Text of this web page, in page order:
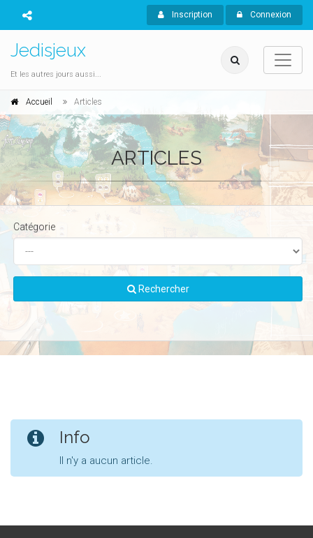
Inscription Connexion
Jedisjeux
Et les autres jours aussi...
Accueil Articles
ARTICLES
Catégorie
Rechercher
Info
Il n'y a aucun article.